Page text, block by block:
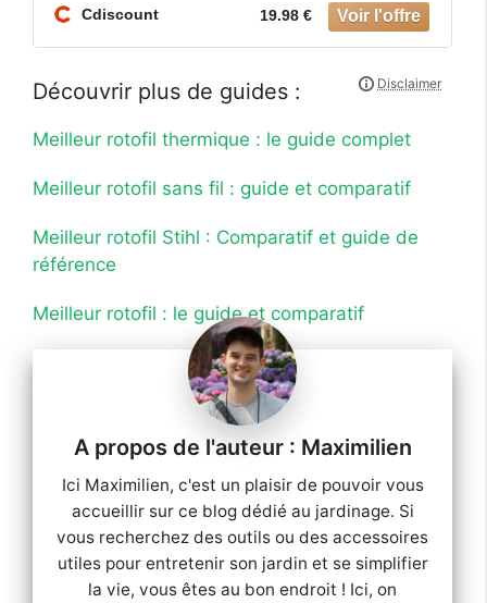
Cdiscount 19.98 €
Découvrir plus de guides :
Meilleur rotofil thermique : le guide complet
Meilleur rotofil sans fil : guide et comparatif
Meilleur rotofil Stihl : Comparatif et guide de
référence
Meilleur rotofil : le guide et comparatif
Maximilien
Ici Maximilien, c'est un plaisir de pouvoir vous
accueillir sur ce blog dédié au jardinage. Si
vous recherchez des outils ou des accessoires
utiles pour entretenir son jardin et se simplifier
la vie, vous êtes au bon endroit ! Ici, on